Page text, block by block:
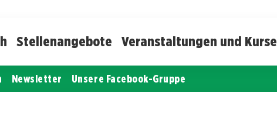
Stellenangebote Veranstaltungen und Kurse
Newsletter Unsere Facebook-Gruppe